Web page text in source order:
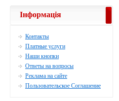
Інформація
Контакты
Платные услуги
Наши кнопки
Ответы на вопросы
Реклама на сайте
Пользовательское Соглашение